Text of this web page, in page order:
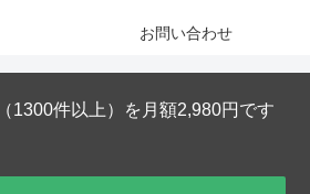
お問い合わせ
1300件以上）を月額2,980円です